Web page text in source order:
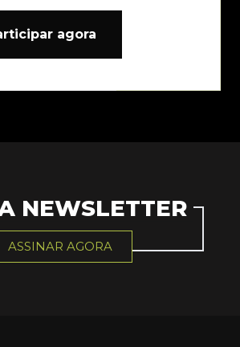
agora
NEWSLETTER
ASSINAR AGORA